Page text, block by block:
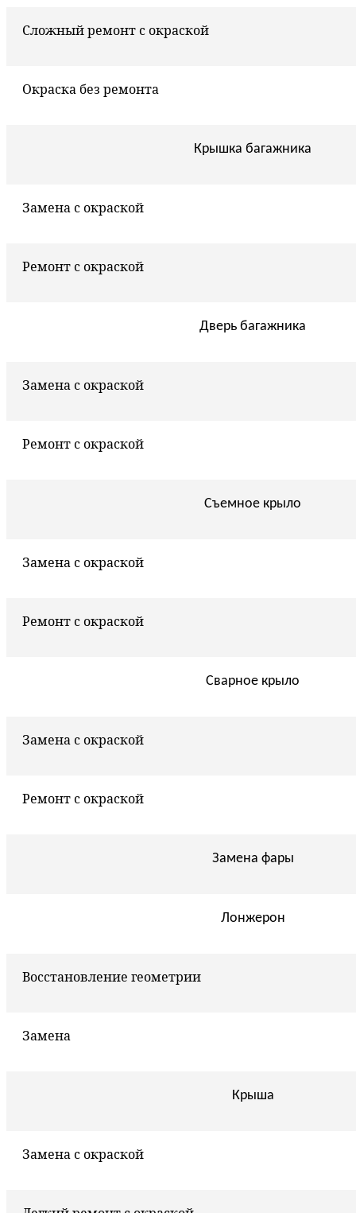
Сложный ремонт с окраской
Окраска без ремонта
Крышка багажника
Замена с окраской
Ремонт с окраской
Дверь багажника
Замена с окраской
Ремонт с окраской
Съемное крыло
Замена с окраской
Ремонт с окраской
Сварное крыло
Замена с окраской
Ремонт с окраской
Замена фары
Лонжерон
Восстановление геометрии
Замена
Крыша
Замена с окраской